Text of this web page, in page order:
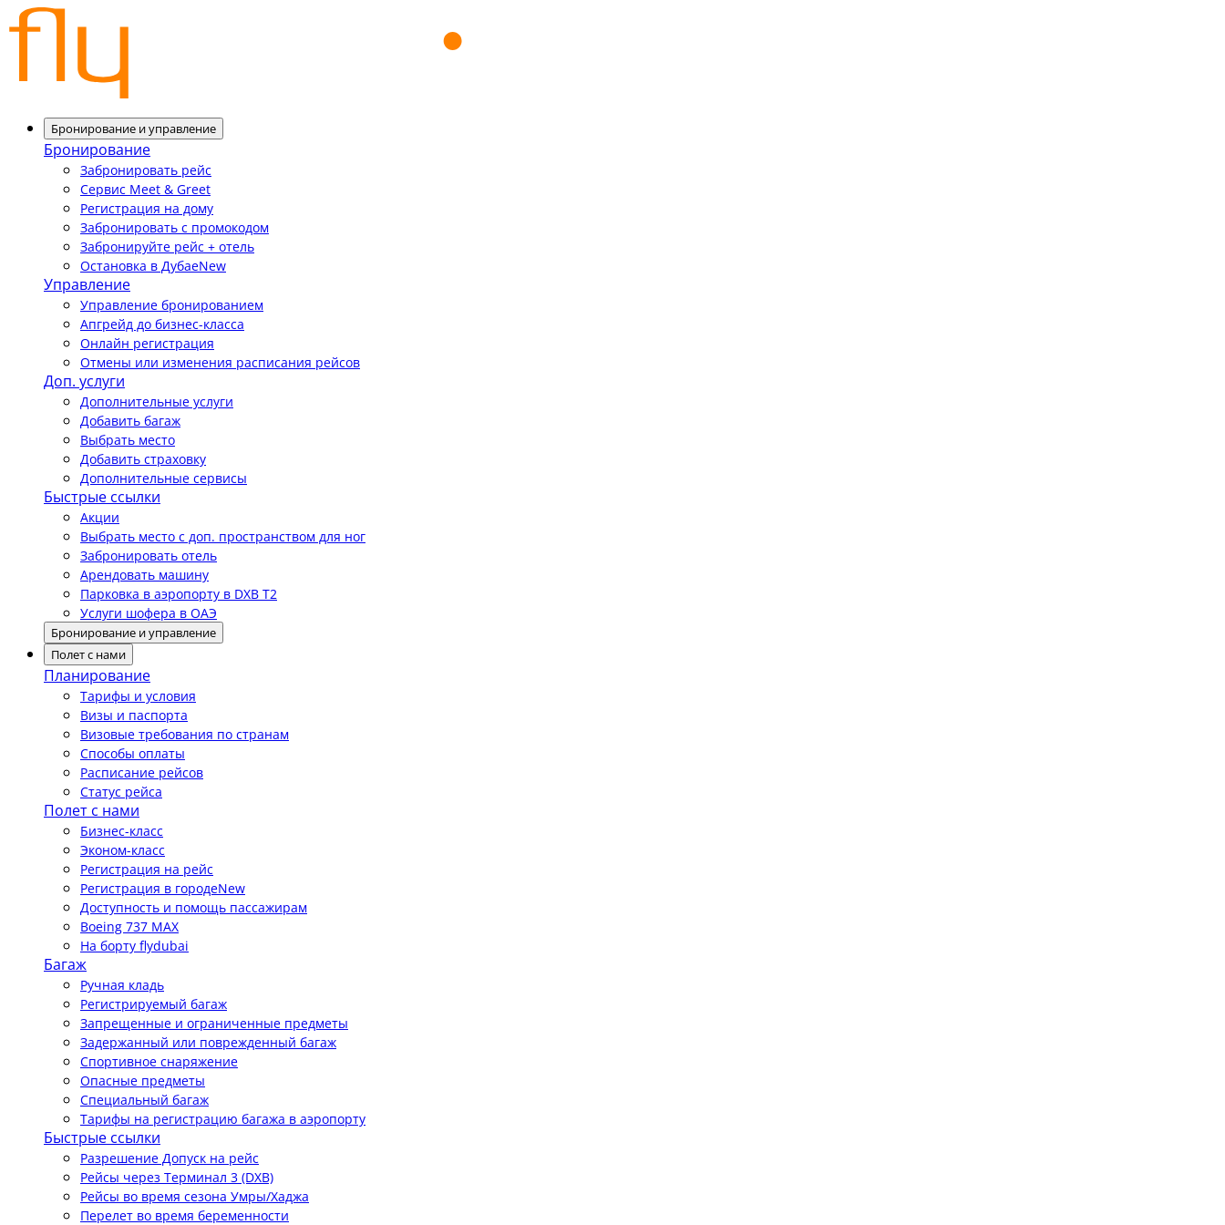
Бронирование и управление
Бронирование
Забронировать рейс
Сервис Meet & Greet
Регистрация на дому
Забронировать с промокодом
Забронируйте рейс + отель
Остановка в ДубаеNew
Управление
Управление бронированием
Апгрейд до бизнес-класса
Онлайн регистрация
Отмены или изменения расписания рейсов
Доп. услуги
Дополнительные услуги
Добавить багаж
Выбрать место
Добавить страховку
Дополнительные сервисы
Быстрые ссылки
Акции
Выбрать место с доп. пространством для ног
Забронировать отель
Арендовать машину
Парковка в аэропорту в DXB T2
Услуги шофера в ОАЭ
Бронирование и управление
Полет с нами
Планирование
Тарифы и условия
Визы и паспорта
Визовые требования по странам
Способы оплаты
Расписание рейсов
Статус рейса
Полет с нами
Бизнес-класс
Эконом-класс
Регистрация на рейс
Регистрация в городеNew
Доступность и помощь пассажирам
Boeing 737 MAX
На борту flydubai
Багаж
Ручная кладь
Регистрируемый багаж
Запрещенные и ограниченные предметы
Задержанный или поврежденный багаж
Спортивное снаряжение
Опасные предметы
Специальный багаж
Тарифы на регистрацию багажа в аэропорту
Быстрые ссылки
Разрешение Допуск на рейс
Рейсы через Терминал 3 (DXB)
Рейсы во время сезона Умры/Хаджа
Перелет во время беременности